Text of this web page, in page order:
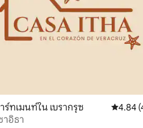
ร์ทเมนท์ใน เบรากรุซ คะแนนเ
4.84
าอิธา